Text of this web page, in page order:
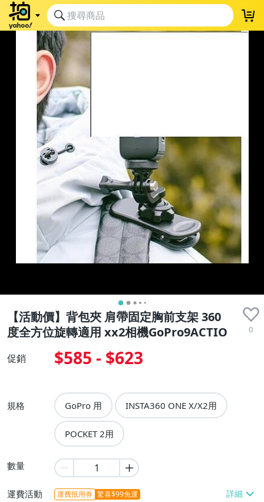
【活動價】背包夾 肩帶固定胸前支架 360
度全方位旋轉適用 xx2相機GoPro9ACTIO
0
促銷 $585 - $623
規格 GoPro 用 INSTA360 ONE X/X2用
POCKET 2用
數量
運費活動 運費抵用券 驚喜$99免運